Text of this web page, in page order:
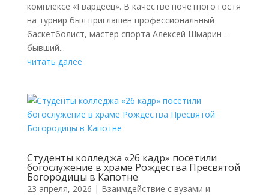
комплексе «Гвардеец». В качестве почетного гостя
на турнир был приглашен профессиональный
баскетболист, мастер спорта Алексей Шмарин -
бывший...
читать далее
Студенты колледжа «26 кадр» посетили
богослужение в храме Рождества Пресвятой
Богородицы в Капотне
23 апреля, 2026 | Взаимдействие с вузами и